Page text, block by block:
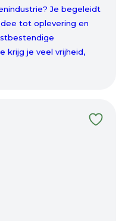
Je begeleidt
tot oplevering en
krijg je veel vrijheid,